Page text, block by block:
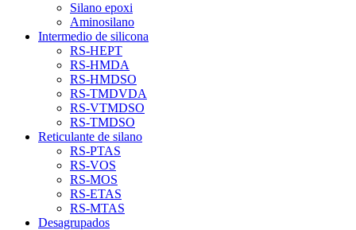
Silano epoxi
Aminosilano
Intermedio de silicona
RS-HEPT
RS-HMDA
RS-HMDSO
RS-TMDVDA
RS-VTMDSO
RS-TMDSO
Reticulante de silano
RS-PTAS
RS-VOS
RS-MOS
RS-ETAS
RS-MTAS
Desagrupados